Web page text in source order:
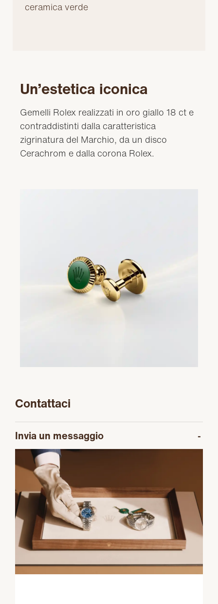
ceramica verde
Un’estetica iconica
Gemelli Rolex realizzati in oro giallo 18 ct e
contraddistinti dalla caratteristica
zigrinatura del Marchio, da un disco
Cerachrom e dalla corona Rolex.
Contattaci
Invia un messaggio